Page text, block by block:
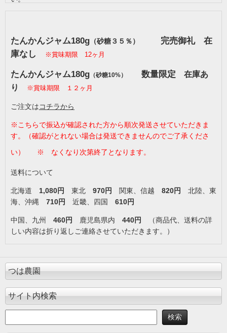
たんかんジャム180g （砂糖３５％）
完売御礼 在
庫なし
※賞味期限 12ヶ月
たんかんジャム180g （砂糖10%） 数量限定 在庫あ
り
※賞味期限 １２ヶ月
ご注文はコチラから
※ こちらで振込が確認された方から順次発送させていただきま
す。（確認がとれない場合は発送できませんのでご了承くださ
い）
※ なくなり次第終了となります。
送料について
北海道 1,080円 東北 970円 関東、信越 820円
北陸、東
海、沖縄 710円 近畿、四国 610円
中国、九州 460円 鹿児島県内 440円
（商品代、送料の詳
しい内容は折り返しご連絡させていただきます。）
つは農園
サイト内検索